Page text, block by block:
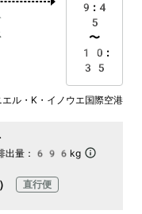
9:4
5
〜
10:
35
エル・K・イノウエ国際空港
量： 696kg
直行便